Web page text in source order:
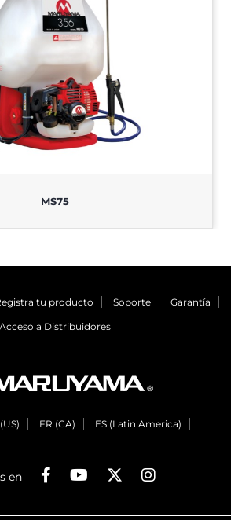
MS75
tu producto Soporte Garantía
Acceso a Distribuidores
FR (CA) ES (Latin America)
en